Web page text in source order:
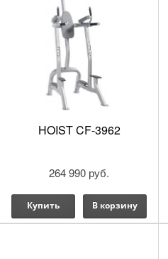
HOIST CF-3962
264 990 руб.
Купить В корзину